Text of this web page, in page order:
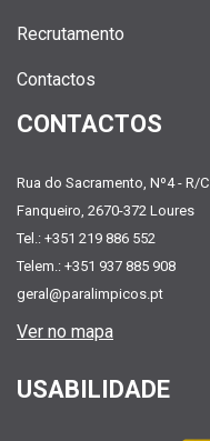
Recrutamento
Contactos
CONTACTOS
Rua do Sacramento, Nº4 - R/C
Fanqueiro, 2670-372 Loures
Tel.: +351 219 886 552
Telem.: +351 937 885 908
geral@paralimpicos.pt
Ver no mapa
USABILIDADE